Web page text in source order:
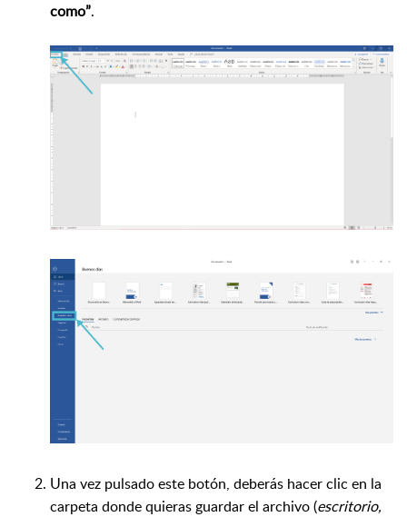
como”.
Una vez pulsado este botón, deberás hacer clic en la
carpeta donde quieras guardar el archivo (escritorio,